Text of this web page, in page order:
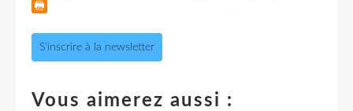
S'inscrire à la newsletter
Vous aimerez aussi :